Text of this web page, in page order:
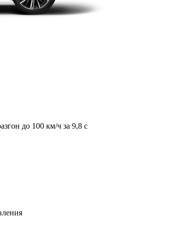
до 100 км/ч за 9,8 с